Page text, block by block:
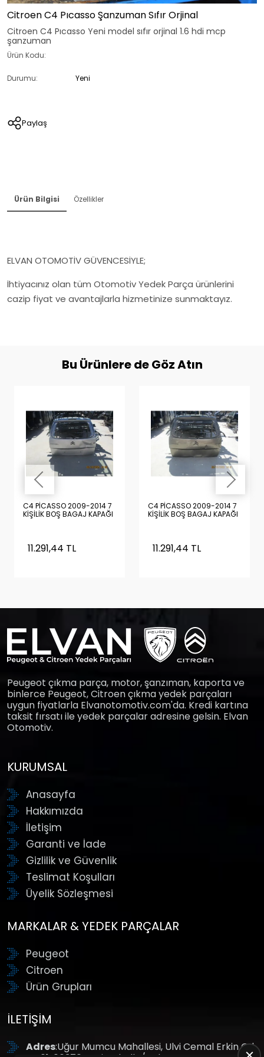
Citroen C4 Pıcasso Şanzuman Sıfır Orjinal
Citroen C4 Pıcasso Yeni model sıfır orjinal 1.6 hdi mcp
şanzuman
Ürün Kodu:
Durumu: Yeni
Paylaş
Ürün Bilgisi Özellikler
ELVAN OTOMOTİV GÜVENCESİYLE;
İhtiyacınız olan tüm Otomotiv Yedek Parça ürünlerini
cazip fiyat ve avantajlarla hizmetinize sunmaktayız.
Bu Ürünlere de Göz Atın
C4 PİCASSO 2009-2014 7
KİŞİLİK BOŞ BAGAJ KAPAĞI
11.291,44 TL
C4 PİCASSO 2009-2014 7
KİŞİLİK BOŞ BAGAJ KAPAĞI
11.291,44 TL
Peugeot çıkma parça, motor, şanzıman, kaporta ve
binlerce Peugeot, Citroen çıkma yedek parçaları
uygun fiyatlarla Elvanotomotiv.com'da. Kredi kartına
taksit fırsatı ile yedek parçalar adresine gelsin. Elvan
Otomotiv.
KURUMSAL
Anasayfa
Hakkımızda
İletişim
Garanti ve İade
Gizlilik ve Güvenlik
Teslimat Koşulları
Üyelik Sözleşmesi
MARKALAR & YEDEK PARÇALAR
Peugeot
Citroen
Ürün Grupları
İLETIŞIM
Adres:Uğur Mumcu Mahallesi, Ulvi Cemal Erkin Cd.